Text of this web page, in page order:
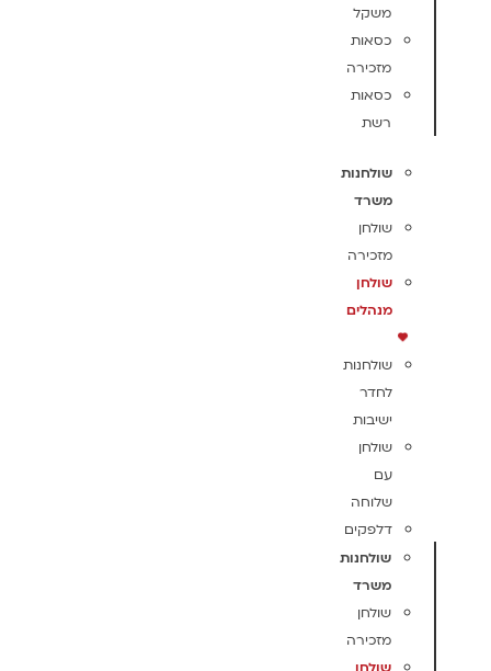
משקל
כסאות
מזכירה
כסאות
רשת
שולחנות
משרד
שולחן
מזכירה
שולחן
מנהלים
שולחנות
לחדר
ישיבות
שולחן
עם
שלוחה
דלפקים
שולחנות
משרד
שולחן
מזכירה